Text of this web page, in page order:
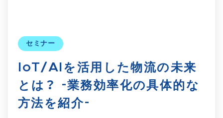
セミナー
IoT/AIを活用した物流の未来
とは？ -業務効率化の具体的な
方法を紹介-